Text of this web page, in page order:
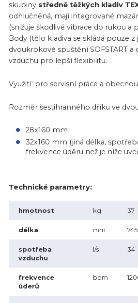
skupiny středně těžkých kladiv
odhlučněná, mají integrované
(snižuje škodlivé vibrace do rukou a
Body (tělo kladiva se skládá pouze
dvoukrokové spuštění SOFSTART
vzduchu pro lepší flexibilitu.
Využití: pro servisní práce a
Rozměr šestihranného dříku ve
28x160 mm
32x160 mm (jiná délka,
frekvence úděru než je níže
Technické parametry:
hmotnost kg 37
délka mm 745
spotřeba
vzduchu
l/s 34
frekvence
úderů
bpm